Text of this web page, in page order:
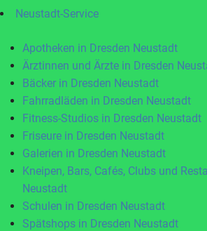
Neustadt-Service
Apotheken in Dresden Neustadt
Ärztinnen und Ärzte in Dresden
Bäcker in Dresden Neustadt
Fahrradläden in Dresden Neustadt
Fitness-Studios in Dresden Neustadt
Friseure in Dresden Neustadt
Galerien in Dresden Neustadt
Kneipen, Bars, Cafés, Clubs und
Neustadt
Schulen in Dresden Neustadt
Spätshops in Dresden Neustadt